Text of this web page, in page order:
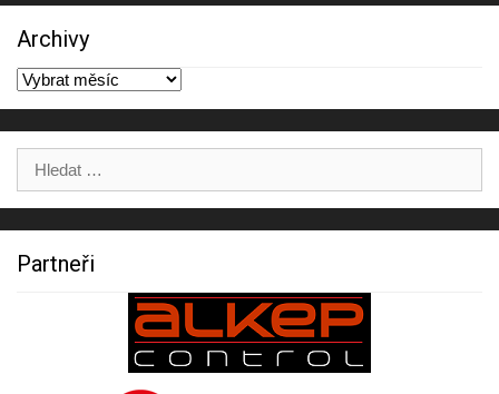
Archivy
Archivy
Výsledky
Partneři